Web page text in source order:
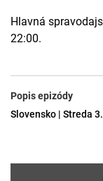
Hlavná
22:00.
Popis epizódy
Slovensko | Streda